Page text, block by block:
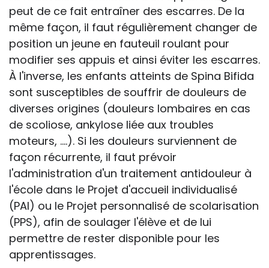
peut de ce fait entraîner des escarres. De la
même façon, il faut régulièrement changer de
position un jeune en fauteuil roulant pour
modifier ses appuis et ainsi éviter les escarres.
À l'inverse, les enfants atteints de Spina Bifida
sont susceptibles de souffrir de douleurs de
diverses origines (douleurs lombaires en cas
de scoliose, ankylose liée aux troubles
moteurs, ....). Si les douleurs surviennent de
façon récurrente, il faut prévoir
l'administration d'un traitement antidouleur à
l'école dans le Projet d'accueil individualisé
(PAI) ou le Projet personnalisé de scolarisation
(PPS), afin de soulager l'élève et de lui
permettre de rester disponible pour les
apprentissages.